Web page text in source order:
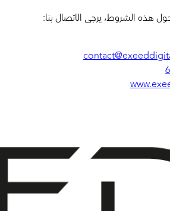
هذه الشروط، يرجى الاتصال بنا: